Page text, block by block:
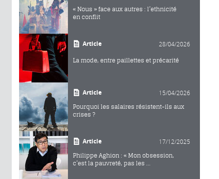
« Nous » face aux autres : l’ethnicité
en conflit
Article 28/04/2026
La mode, entre paillettes et précarité
Article 15/04/2026
Pourquoi les salaires résistent-ils aux
crises ?
Article 17/12/2025
Philippe Aghion : « Mon obsession,
c’est la pauvreté, pas les ...